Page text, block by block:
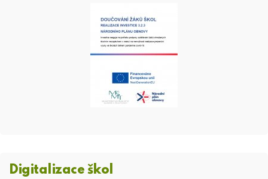
Digitalizace škol